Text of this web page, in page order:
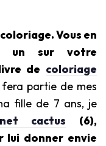
Vous en
un sur votre
de coloriage
fera partie de mes
fille de 7 ans, je
cactus (6),
lui donner envie